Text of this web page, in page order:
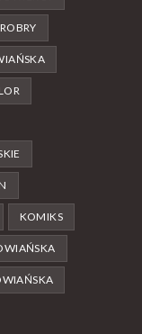
KOMIKS